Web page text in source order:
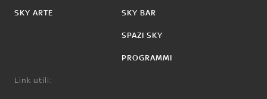
SKY ARTE SKY BAR
SPAZI SKY
PROGRAMMI
Link utili: